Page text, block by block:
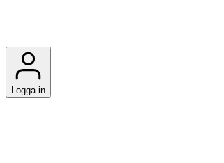
Logga in